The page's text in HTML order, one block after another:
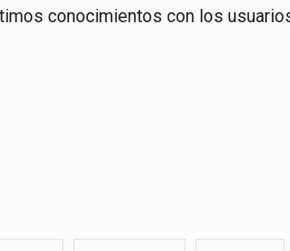
conocimientos con los